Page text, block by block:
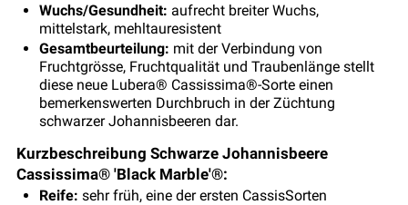
Wuchs/Gesundheit: aufrecht breiter Wuchs,
mittelstark, mehltauresistent
Gesamtbeurteilung: mit der Verbindung von
Fruchtgrösse, Fruchtqualität und Traubenlänge stellt
diese neue Lubera® Cassissima®-Sorte einen
bemerkenswerten Durchbruch in der Züchtung
schwarzer Johannisbeeren dar.
Kurzbeschreibung Schwarze Johannisbeere
Cassissima® 'Black Marble'®:
Reife: sehr früh, eine der ersten CassisSorten